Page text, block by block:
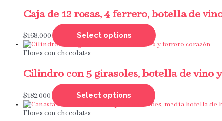
Caja de 12 rosas, 4 ferrero, botella de
$168,000 Select options
Flores con chocolates
Cilindro con 5 girasoles, botella de vino
$182,000 Select options
Flores con chocolates